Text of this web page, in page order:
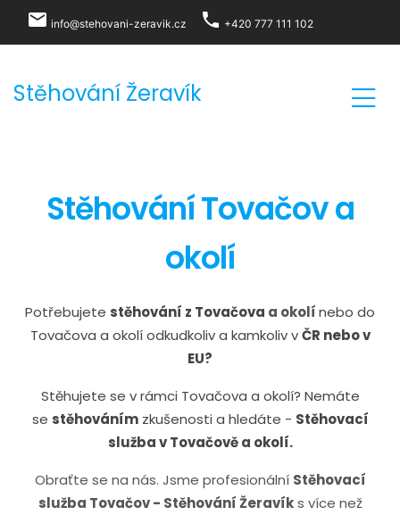
Stěhování Žeravík
Stěhování Tovačov a
okolí
Potřebujete stěhování z Tovačova a okolínebo do
Tovačova a okolí odkudkoliv a kamkoliv vČR nebo v
EU?
Stěhujete se v rámci Tovačova a okolí? Nemáte
se stěhovánímzkušenosti a hledáte - Stěhovací
služba v Tovačově a okolí.
Obraťte se na nás. Jsme profesionální Stěhovací
služba Tovačov - Stěhování Žeravíks více než
local_post_office info@stehovani-zeravik.cz phone +420 777 111 102